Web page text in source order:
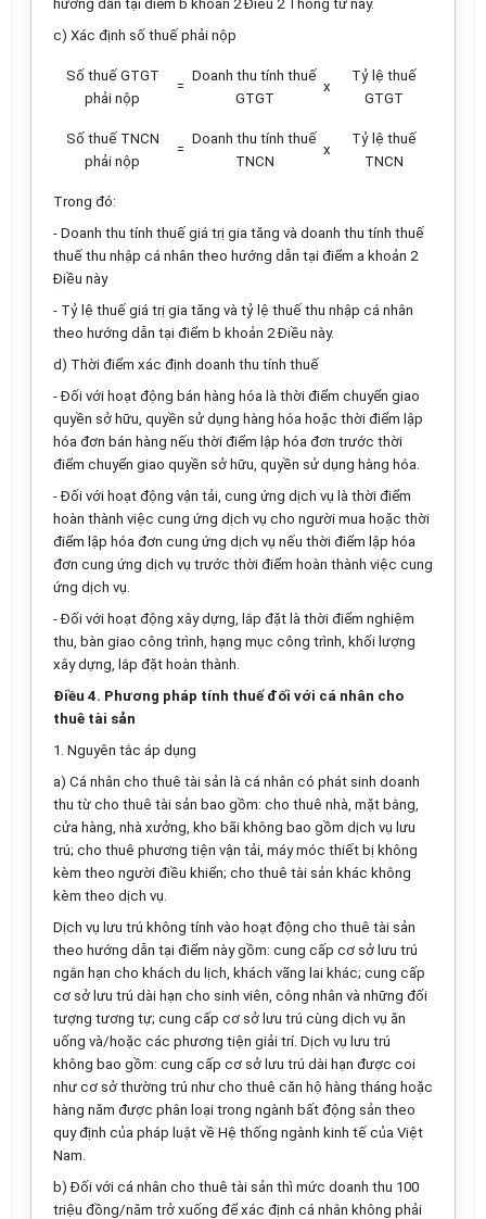
hướng dẫn tại điểm b khoản 2 Điều 2 Thông tư này.
c) Xác định số thuế phải nộp
Số thuế GTGT
phải nộp
=
Doanh thu tính thuế
GTGT
x
Tỷ lệ thuế
GTGT
Số thuế TNCN
phải nộp
=
Doanh thu tính thuế
TNCN
x
Tỷ lệ thuế
TNCN
Trong đó:
- Doanh thu tính thuế giá trị gia tăng và doanh thu tính thuế
thuế thu nhập cá nhân theo hướng dẫn tại điểm a khoản 2
Điều này
- Tỷ lệ thuế giá trị gia tăng và tỷ lệ thuế thu nhập cá nhân
theo hướng dẫn tại điểm b khoản 2 Điều này.
d) Thời điểm xác định doanh thu tính thuế
- Đối với hoạt động bán hàng hóa là thời điểm chuyển giao
quyền sở hữu, quyền sử dụng hàng hóa hoặc thời điểm lập
hóa đơn bán hàng nếu thời điểm lập hóa đơn trước thời
điểm chuyển giao quyền sở hữu, quyền sử dụng hàng hóa.
- Đối với hoạt động vận tải, cung ứng dịch vụ là thời điểm
hoàn thành việc cung ứng dịch vụ cho người mua hoặc thời
điểm lập hóa đơn cung ứng dịch vụ nếu thời điểm lập hóa
đơn cung ứng dịch vụ trước thời điểm hoàn thành việc cung
ứng dịch vụ.
-Đối với hoạt động xây dựng, lắp đặt là thời điểm nghiệm
thu, bàn giao công trình, hạng mục công trình, khối lượng
xây dựng, lắp đặt hoàn thành.
Điều 4. Phương pháp tính thuế đối với cá nhân cho
thuê tài sản
1. Nguyên tắc áp dụng
a) Cá nhân cho thuê tài sản là cá nhân có phát sinh doanh
thu từ cho thuê tài sản bao gồm: cho thuê nhà, mặt bằng,
cửa hàng, nhà xưởng, kho bãi không bao gồm dịch vụ lưu
trú; cho thuê phương tiện vận tải, máy móc thiết bị không
kèm theo người điều khiển; cho thuê tài sản khác không
kèm theo dịch vụ.
Dịch vụ lưu trú không tính vào hoạt động cho thuê tài sản
theo hướng dẫn tại điểm này gồm: cung cấp cơ sở lưu trú
ngắn hạn cho khách du lịch, khách vãng lai khác; cung cấp
cơ sở lưu trú dài hạn cho sinh viên, công nhân và những đối
tượng tương tự; cung cấp cơ sở lưu trú cùng dịch vụ ăn
uống và/hoặc các phương tiện giải trí. Dịch vụ lưu trú
không bao gồm: cung cấp cơ sở lưu trú dài hạn được coi
như cơ sở thường trú như cho thuê căn hộ hàng tháng hoặc
hàng năm được phân loại trong ngành bất động sản theo
quy định của pháp luật về Hệ thống ngành kinh tế của Việt
Nam.
b) Đối với cá nhân cho thuê tài sản thì mức doanh thu 100
triệu đồng/năm trở xuống để xác định cá nhân không phải